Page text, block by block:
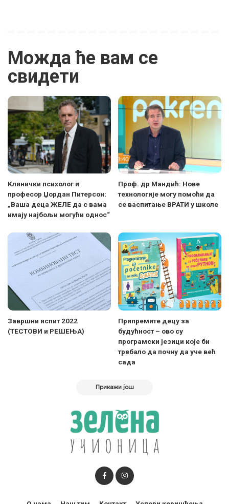
Можда ће вам се
свидети
Kлинички психолог и
професор Џордан Питерсон:
„Ваша деца ЖЕЛЕ да с вама
имају најбољи могући однос“
Проф. др Мандић: Нове
технологије могу помоћи да
се васпитање ВРАТИ у школе
Завршни испит 2022
(ТЕСТОВИ и РЕШЕЊА)
Припремите децу за
будућност – ово су
програмски језици које би
требало да почну да уче већ
сада
Прикажи још